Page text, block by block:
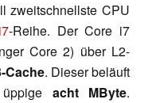
zweitschnellste CPU
-Reihe. Der Core i7
Core 2) über L2-
Cache. Dieser beläuft
acht MByte.